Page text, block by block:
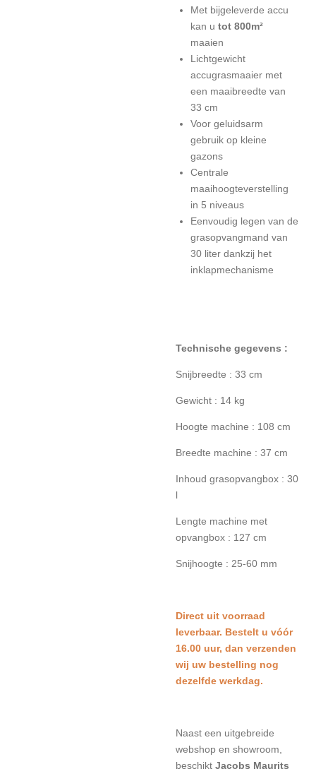
Met bijgeleverde accu
kan u tot 800m²
maaien
Lichtgewicht
accugrasmaaier met
een maaibreedte van
33 cm
Voor geluidsarm
gebruik op kleine
gazons
Centrale
maaihoogteverstelling
in 5 niveaus
Eenvoudig legen van de
grasopvangmand van
30 liter dankzij het
inklapmechanisme
Technische gegevens :
Snijbreedte : 33 cm
Gewicht : 14 kg
Hoogte machine : 108 cm
Breedte machine : 37 cm
Inhoud grasopvangbox : 30
l
Lengte machine met
opvangbox : 127 cm
Snijhoogte : 25-60 mm
Direct uit voorraad
leverbaar. Bestelt u vóór
16.00 uur, dan verzenden
wij uw bestelling nog
dezelfde werkdag.
Naast een uitgebreide
webshop en showroom,
beschikt Jacobs Maurits